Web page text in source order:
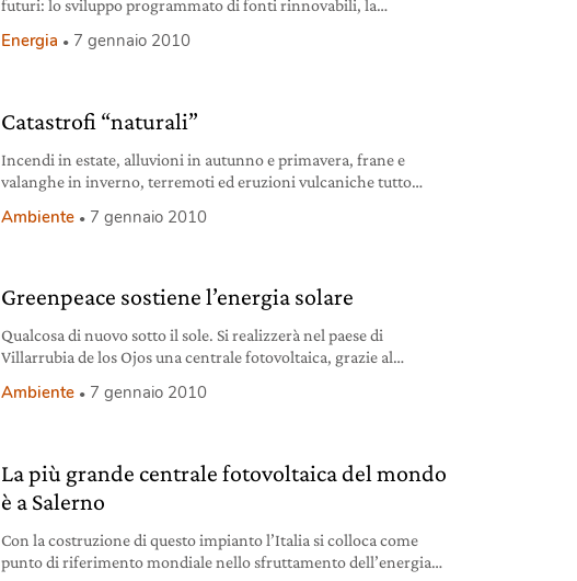
futuri: lo sviluppo programmato di fonti rinnovabili, la
nella situazione attuale.
Energia 7 gennaio 2010
Catastrofi “naturali”
Incendi in estate, alluvioni in autunno e primavera, frane e
valanghe in inverno, terremoti ed eruzioni vulcaniche tutto
prevenire le catastrofi naturali?
Ambiente 7 gennaio 2010
Greenpeace sostiene l’energia solare
Qualcosa di nuovo sotto il sole. Si realizzerà nel paese di
Villarrubia de los Ojos una centrale fotovoltaica, grazie al
Ambiente 7 gennaio 2010
La più grande centrale fotovoltaica del mondo
è a Salerno
Con la costruzione di questo impianto l’Italia si colloca come
punto di riferimento mondiale nello sfruttamento dell’energia